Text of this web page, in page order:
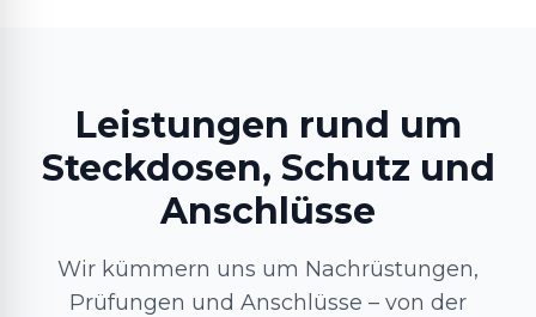
Leistungen rund um
Steckdosen, Schutz und
Anschlüsse
Wir kümmern uns um Nachrüstungen,
Prüfungen und Anschlüsse – von der